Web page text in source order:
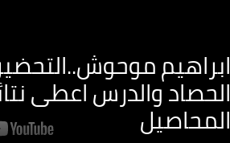
ابراهيم
الحصاد والدرس اعطى
المحاصيل